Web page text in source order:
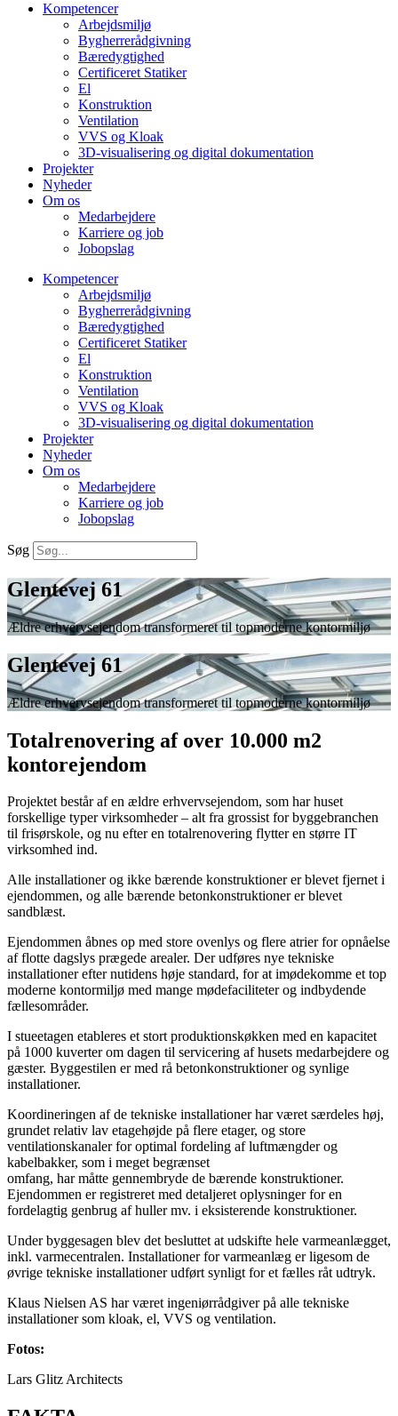
Kompetencer
Arbejdsmiljø
Bygherrerådgivning
Bæredygtighed
Certificeret Statiker
El
Konstruktion
Ventilation
VVS og Kloak
3D-visualisering og digital dokumentation
Projekter
Nyheder
Om os
Medarbejdere
Karriere og job
Jobopslag
Kompetencer
Arbejdsmiljø
Bygherrerådgivning
Bæredygtighed
Certificeret Statiker
El
Konstruktion
Ventilation
VVS og Kloak
3D-visualisering og digital dokumentation
Projekter
Nyheder
Om os
Medarbejdere
Karriere og job
Jobopslag
Søg
Glentevej 61
Ældre erhvervsejendom transformeret til topmoderne kontormiljø
Glentevej 61
Ældre erhvervsejendom transformeret til topmoderne kontormiljø
Totalrenovering af over 10.000 m2
kontorejendom
Projektet består af en ældre erhvervsejendom, som har huset
forskellige typer virksomheder – alt fra grossist for byggebranchen
til frisørskole, og nu efter en totalrenovering flytter en større IT
virksomhed ind.
Alle installationer og ikke bærende konstruktioner er blevet fjernet i
ejendommen, og alle bærende betonkonstruktioner er blevet
sandblæst.
Ejendommen åbnes op med store ovenlys og flere atrier for opnåelse
af flotte dagslys prægede arealer. Der udføres nye tekniske
installationer efter nutidens høje standard, for at imødekomme et top
moderne kontormiljø med mange mødefaciliteter og indbydende
fællesområder.
I stueetagen etableres et stort produktionskøkken med en kapacitet
på 1000 kuverter om dagen til servicering af husets medarbejdere og
gæster. Byggestilen er med rå betonkonstruktioner og synlige
installationer.
Koordineringen af de tekniske installationer har været særdeles høj,
grundet relativ lav etagehøjde på flere etager, og store
ventilationskanaler for optimal fordeling af luftmængder og
kabelbakker, som i meget begrænset
omfang, har måtte gennembryde de bærende konstruktioner.
Ejendommen er registreret med detaljeret oplysninger for en
fordelagtig genbrug af huller mv. i eksisterende konstruktioner.
Under byggesagen blev det besluttet at udskifte hele varmeanlægget,
inkl. varmecentralen. Installationer for varmeanlæg er ligesom de
øvrige tekniske installationer udført synligt for et fælles råt udtryk.
Klaus Nielsen AS har været ingeniørrådgiver på alle tekniske
installationer som kloak, el, VVS og ventilation.
Fotos:
Lars Glitz Architects